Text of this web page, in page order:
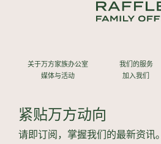
关于万方家族办公室
媒体与活动
我们的服务
加入我们
紧贴万方动向
请即订阅，掌握我们的最新资讯。